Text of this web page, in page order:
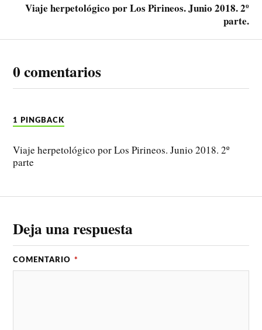
Viaje herpetológico por Los Pirineos. Junio 2018. 2º
parte.
0 comentarios
1 PINGBACK
Viaje herpetológico por Los Pirineos. Junio 2018. 2º
parte
Deja una respuesta
COMENTARIO *